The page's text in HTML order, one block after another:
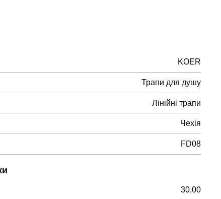
KOER
Трапи для душу
Лінійні трапи
Чехія
FD08
30,00